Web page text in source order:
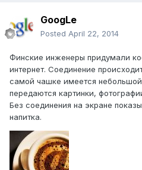
GoogLe
Posted April 22, 2014
Финские инженеры придумали
интернет. Соединение
самой чашке имеется
передаются картинки,
Без соединения на экране
напитка.